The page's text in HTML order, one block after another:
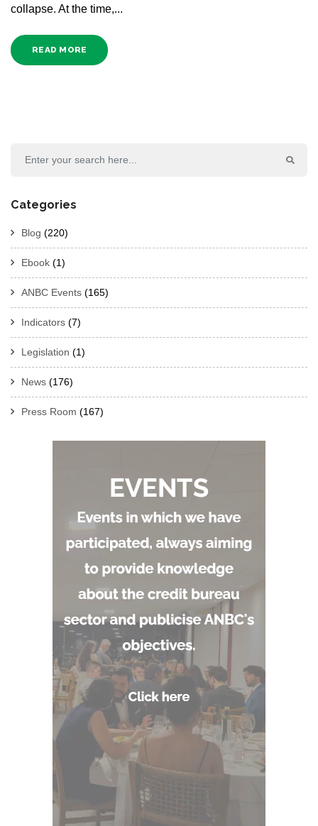
collapse. At the time,...
READ MORE
Categories
Blog (220)
Ebook (1)
ANBC Events (165)
Indicators (7)
Legislation (1)
News (176)
Press Room (167)